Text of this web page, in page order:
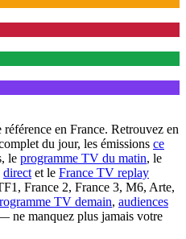
en France. Retrouvez en
du jour, les émissions ce
le programme TV du matin, le
direct et le France TV replay
France 2, France 3, M6, Arte,
TV demain, audiences
ne manquez plus jamais votre